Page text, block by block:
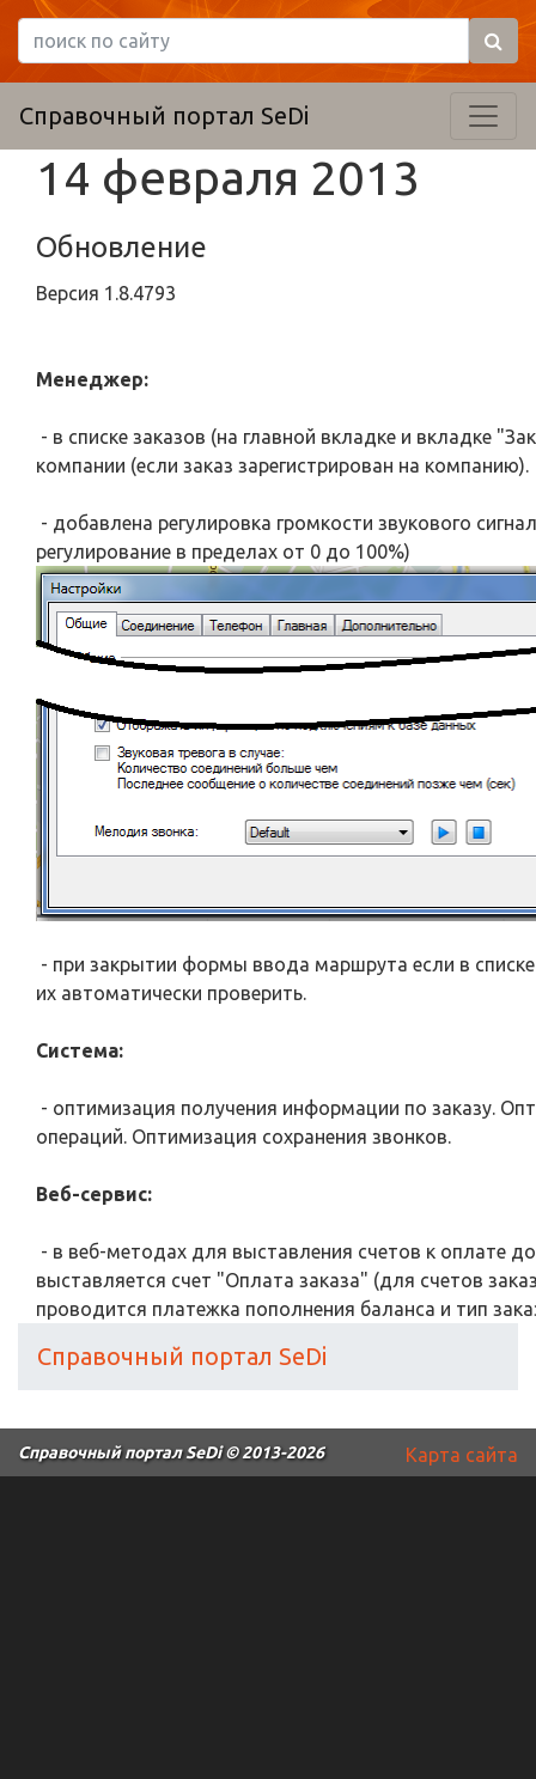
Справочный портал SeDi
14 февраля 2013
Обновление
Версия 1.8.4793
Менеджер:
- в списке заказов (на главной вкладке и вкладке
компании (если заказ зарегистрирован на компанию).
- добавлена регулировка громкости звукового
регулирование в пределах от 0 до 100%)
- при закрытии формы ввода маршрута если в
их автоматически проверить.
Система:
- оптимизация получения информации по заказу.
операций. Оптимизация сохранения звонков.
Веб-сервис:
- в веб-методах для выставления счетов к оплате
выставляется счет "Оплата заказа" (для счетов
проводится платежка пополнения баланса и тип
Справочный портал SeDi
Карта сайта
Справочный портал SeDi© 2013-2026